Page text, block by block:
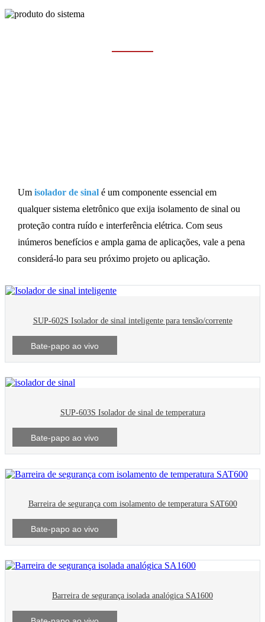
Um isolador de sinalé um componente essencial em
qualquer sistema eletrônico que exija isolamento de sinal ou
proteção contra ruído e interferência elétrica. Com seus
inúmeros benefícios e ampla gama de aplicações, vale a pena
considerá-lo para seu próximo projeto ou aplicação.
SUP-602S Isolador de sinal inteligente para tensão/corrente
Bate-papo ao vivo
SUP-603S Isolador de sinal de temperatura
Bate-papo ao vivo
Barreira de segurança com isolamento de temperatura SAT600
Bate-papo ao vivo
Barreira de segurança isolada analógica SA1600